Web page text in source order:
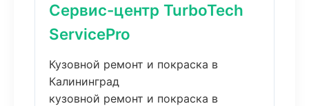
Сервис-центр TurboTech
ServicePro
Кузовной ремонт и покраска в
Калининград
кузовной ремонт и покраска в